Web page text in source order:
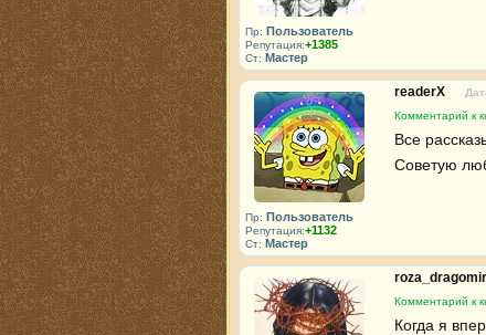
Пр: Пользователь
Репутация:+1385
Ст: Мастер
Пр: Пользователь
Репутация:+1132
Ст: Мастер
readerX
Комментарий к
Все
Советую
roza_dragomir
Комментарий к
Когда я